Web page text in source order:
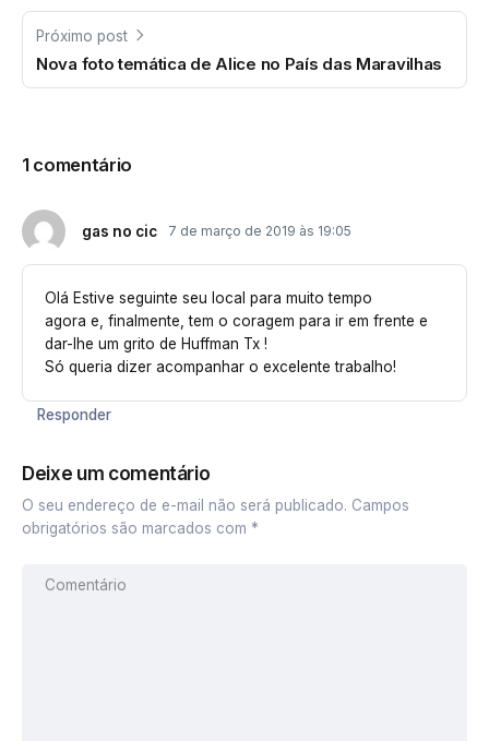
Próximo post
Nova foto temática de Alice no País das Maravilhas
1 comentário
gas no cic 7 de março de 2019 às 19:05
Olá Estive seguinte seu local para muito tempo
agora e, finalmente, tem o coragem para ir em frente e
dar-lhe um grito de Huffman Tx !
Só queria dizer acompanhar o excelente trabalho!
Responder
Deixe um comentário
O seu endereço de e-mail não será publicado. Campos
obrigatórios são marcados com *